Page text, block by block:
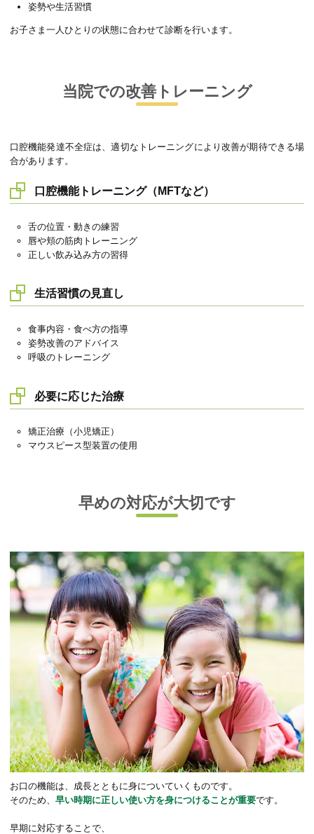
姿勢や生活習慣
お子さま一人ひとりの状態に合わせて診断を行います。
当院での改善トレーニング
口腔機能発達不全症は、適切なトレーニングにより改善が期待できる場
合があります。
口腔機能トレーニング（MFTなど）
舌の位置・動きの練習
唇や頬の筋肉トレーニング
正しい飲み込み方の習得
生活習慣の見直し
食事内容・食べ方の指導
姿勢改善のアドバイス
呼吸のトレーニング
必要に応じた治療
矯正治療（小児矯正）
マウスピース型装置の使用
早めの対応が大切です
お口の機能は、成長とともに身についていくものです。
そのため、 早い時期に正しい使い方を身につけることが重要です。
早期に対応することで、